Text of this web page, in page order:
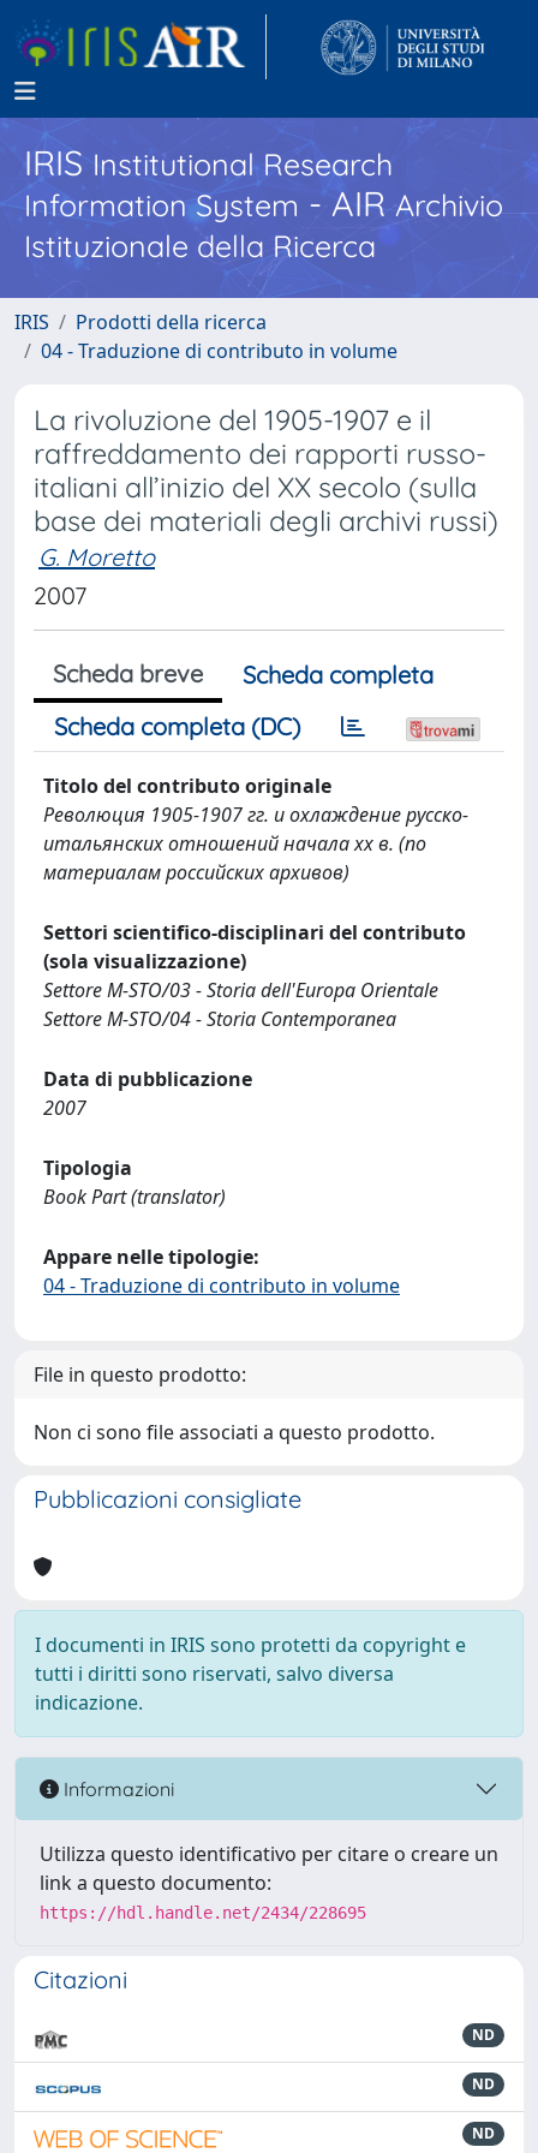
IRISInstitutional Research
Information System - AIR Archivio
Istituzionale della Ricerca
IRIS
Prodotti della ricerca
04 - Traduzione di contributo in volume
La rivoluzione del 1905-1907 e il
raffreddamento dei rapporti russo-
italiani all’inizio del XX secolo (sulla
base dei materiali degli archivi russi)
G. Moretto
2007
Scheda breve
Scheda completa
Scheda completa (DC)
Titolo del contributo originale
Революция 1905-1907 гг. и охлаждение русско-
итальянских отношений начала хх в. (по
материалам российских архивов)
Settori scientifico-disciplinari del contributo
(sola visualizzazione)
Settore M-STO/03 - Storia dell'Europa Orientale
Settore M-STO/04 - Storia Contemporanea
Data di pubblicazione
2007
Tipologia
Book Part (translator)
Appare nelle tipologie:
04 - Traduzione di contributo in volume
File in questo prodotto:
Non ci sono file associati a questo prodotto.
Pubblicazioni consigliate
I documenti in IRIS sono protetti da copyright e
tutti i diritti sono riservati, salvo diversa
indicazione.
Informazioni
Utilizza questo identificativo per citare o creare un
link a questo documento:
https://hdl.handle.net/2434/228695
Citazioni
ND
ND
ND